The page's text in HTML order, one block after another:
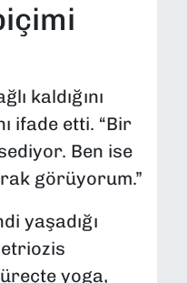
kaldığını
ifade etti. “Bir
Ben ise
görüyorum.”
yaşadığı
yoga,